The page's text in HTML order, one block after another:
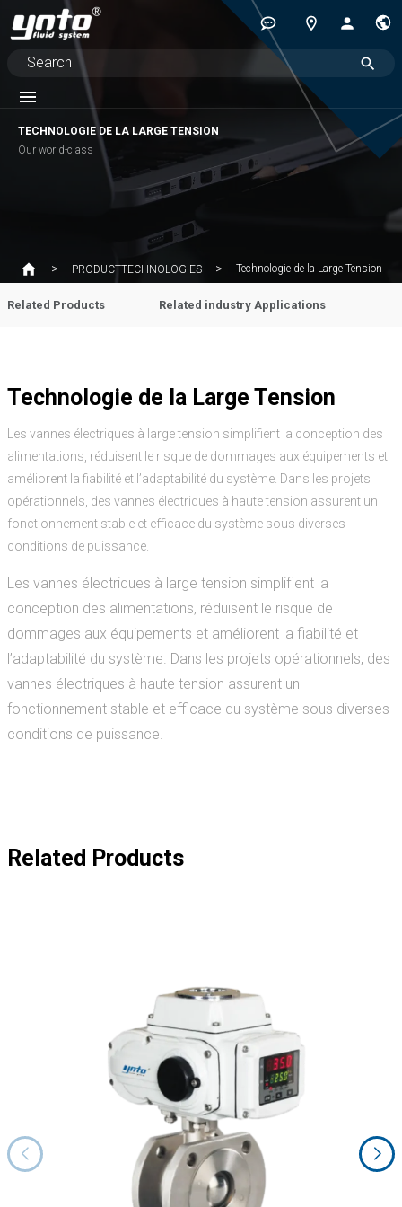
TECHNOLOGIE DE LA LARGE TENSION
Our world-class
PRODUCTTECHNOLOGIES Technologie de la Large Tension
Related Products Related industry Applications
Technologie de la Large Tension
Les vannes électriques à large tension simplifient la conception des
alimentations, réduisent le risque de dommages aux équipements et
améliorent la fiabilité et l’adaptabilité du système. Dans les projets
opérationnels, des vannes électriques à haute tension assurent un
fonctionnement stable et efficace du système sous diverses
conditions de puissance.
Les vannes électriques à large tension simplifient la
conception des alimentations, réduisent le risque de
dommages aux équipements et améliorent la fiabilité et
l’adaptabilité du système. Dans les projets opérationnels, des
vannes électriques à haute tension assurent un
fonctionnement stable et efficace du système sous diverses
conditions de puissance.
Related Products